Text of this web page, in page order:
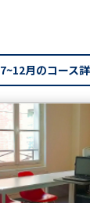
月のコース